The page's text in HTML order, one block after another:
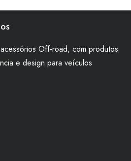
Off-road, com produtos
e design para veículos